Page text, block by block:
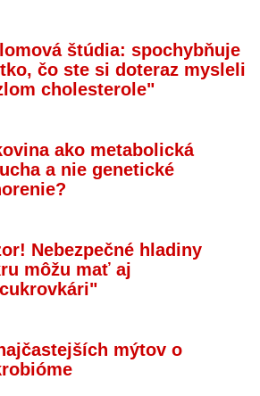
štúdia: spochybňuje
čo ste si doteraz mysleli
cholesterole"
ako metabolická
a nie genetické
Nebezpečné hladiny
môžu mať aj
mýtov o